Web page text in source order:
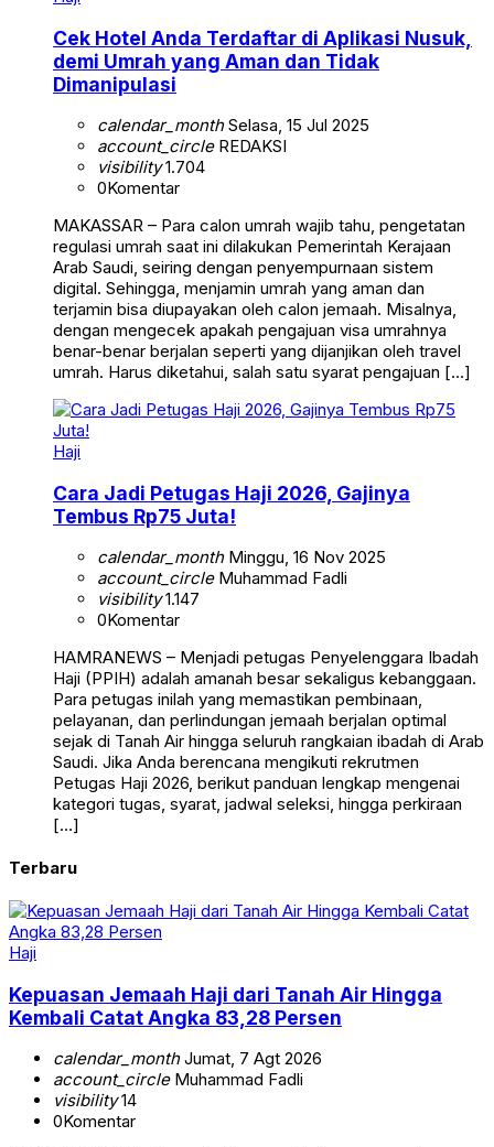
Cek Hotel Anda Terdaftar di Aplikasi Nusuk,
demi Umrah yang Aman dan Tidak
Dimanipulasi
calendar_monthSelasa, 15 Jul 2025
account_circleREDAKSI
visibility1.704
0Komentar
MAKASSAR – Para calon umrah wajib tahu, pengetatan
regulasi umrah saat ini dilakukan Pemerintah Kerajaan
Arab Saudi, seiring dengan penyempurnaan sistem
digital. Sehingga, menjamin umrah yang aman dan
terjamin bisa diupayakan oleh calon jemaah. Misalnya,
dengan mengecek apakah pengajuan visa umrahnya
benar-benar berjalan seperti yang dijanjikan oleh travel
umrah. Harus diketahui, salah satu syarat pengajuan […]
Haji
Cara Jadi Petugas Haji 2026, Gajinya
Tembus Rp75 Juta!
calendar_monthMinggu, 16 Nov 2025
account_circleMuhammad Fadli
visibility1.147
0Komentar
HAMRANEWS – Menjadi petugas Penyelenggara Ibadah
Haji (PPIH) adalah amanah besar sekaligus kebanggaan.
Para petugas inilah yang memastikan pembinaan,
pelayanan, dan perlindungan jemaah berjalan optimal
sejak di Tanah Air hingga seluruh rangkaian ibadah di Arab
Saudi. Jika Anda berencana mengikuti rekrutmen
Petugas Haji 2026, berikut panduan lengkap mengenai
kategori tugas, syarat, jadwal seleksi, hingga perkiraan
[…]
Terbaru
Haji
Kepuasan Jemaah Haji dari Tanah Air Hingga
Kembali Catat Angka 83,28 Persen
calendar_monthJumat, 7 Agt 2026
account_circleMuhammad Fadli
visibility14
0Komentar